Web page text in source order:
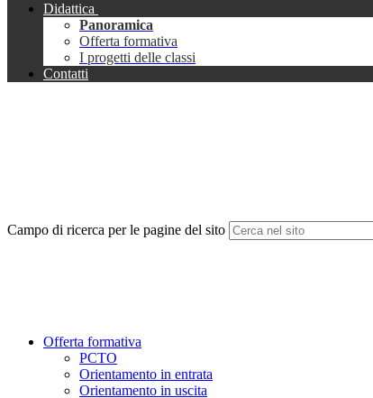
Didattica
Panoramica
Offerta formativa
I progetti delle classi
Contatti
Campo di ricerca per le pagine del sito
Offerta formativa
PCTO
Orientamento in entrata
Orientamento in uscita